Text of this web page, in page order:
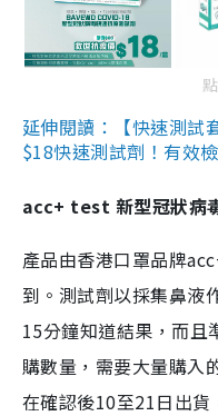
延伸閱讀：【快速測試
$18快速測試劑！有效
acc+ test 新型冠狀病
產品由香港口罩品牌
到。測試劑以採集鼻液
15分鐘知道結果，而
購數量，需要大量購入
在確認後10至21日出